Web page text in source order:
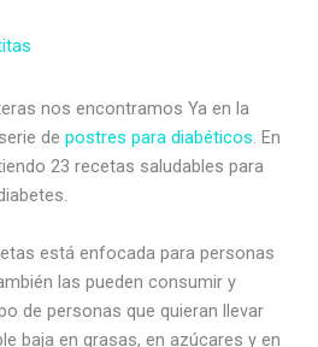
nos encontramos Ya en la
de postres para diabéticos. En
23 recetas saludables para
está enfocada para personas
las pueden consumir y
de personas que quieran llevar
baja en grasas, en azúcares y en